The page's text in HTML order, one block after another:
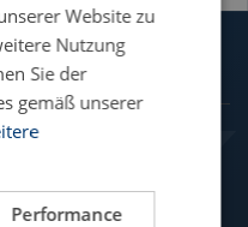
Website zu
Nutzung
Sie der
gemäß unserer
Performance